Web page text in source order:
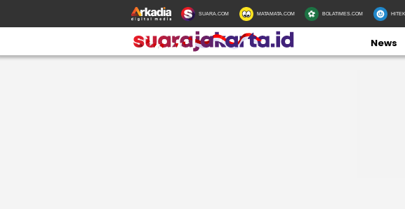
SUARA.COM MATAMATA.COM BOLATIMES.COM
News